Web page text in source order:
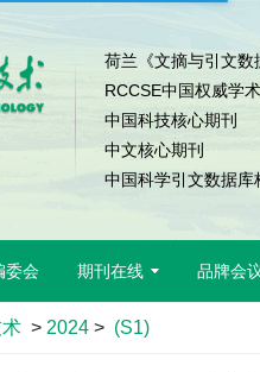
荷兰《文摘与引文数
RCCSE中国权威学
中国科技核心期刊
中文核心期刊
中国科学引文数据库
委会 期刊在线 品牌会
> 2024 > (S1)